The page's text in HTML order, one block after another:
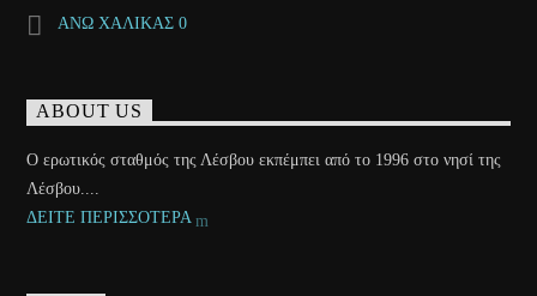
ΑΝΩ ΧΑΛΙΚΑΣ 0
ABOUT US
Ο ερωτικός σταθμός της Λέσβου εκπέμπει από το 1996 στο νησί της
Λέσβου....
ΔΕΙΤΕ ΠΕΡΙΣΣΟΤΕΡΑ